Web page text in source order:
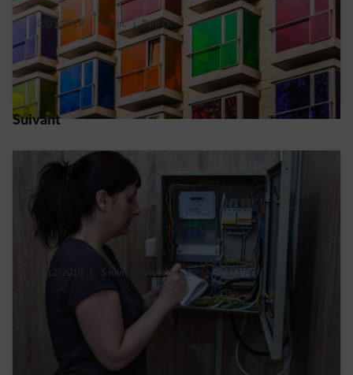
20/03/2019 2 min. Paul D.
Les maisons compactes, la nouvelle norme !
Read more
Suivant
18/12/2018 5 min. Sébastien V.
Comment mesurer ses consommations d’eau